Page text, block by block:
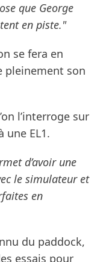
que George
en piste."
se fera en
pleinement son
l’interroge sur
une EL1.
d’avoir une
le simulateur et
en
du paddock,
essais pour